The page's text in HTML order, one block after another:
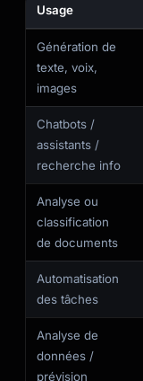
Usage
Génération de
texte, voix,
images
Chatbots /
assistants /
recherche info
Analyse ou
classification
de documents
Automatisation
des tâches
Analyse de
données /
prévision